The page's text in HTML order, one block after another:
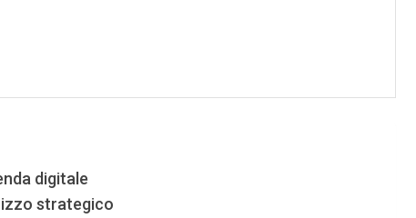
digitale
strategico